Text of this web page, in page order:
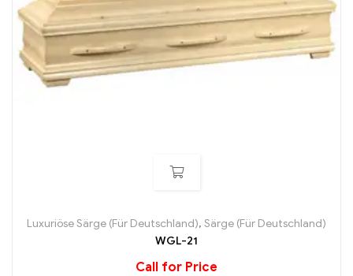
Luxuriöse Särge (Für Deutschland), Särge (Für Deutschland)
WGL-21
Call for Price